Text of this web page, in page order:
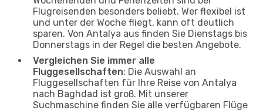
Flugreisenden besonders beliebt. Wer flexibel ist
und unter der Woche fliegt, kann oft deutlich
sparen. Von Antalya aus finden Sie Dienstags bis
Donnerstags in der Regel die besten Angebote.
Vergleichen Sie immer alle
Fluggesellschaften: Die Auswahl an
Fluggesellschaften für Ihre Reise von Antalya
nach Baghdad ist groß. Mit unserer
Suchmaschine finden Sie alle verfügbaren Flüge